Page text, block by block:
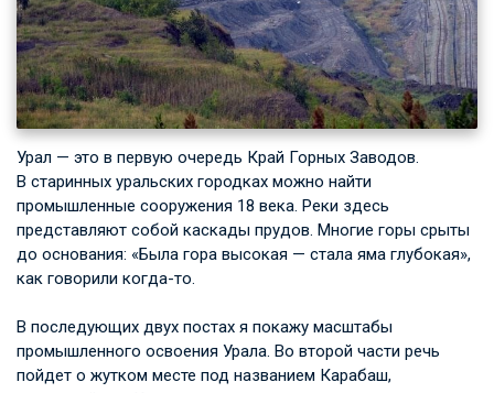
Урал — это в первую очередь Край Горных Заводов.
В старинных уральских городках можно найти
промышленные сооружения 18 века. Реки здесь
представляют собой каскады прудов. Многие горы срыты
до основания: «Была гора высокая — стала яма глубокая»,
как говорили когда-то.
В последующих двух постах я покажу масштабы
промышленного освоения Урала. Во второй части речь
пойдет о жутком месте под названием Карабаш,